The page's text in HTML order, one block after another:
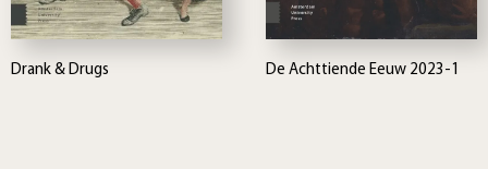
Drank & Drugs De Achttiende Eeuw 2023-1